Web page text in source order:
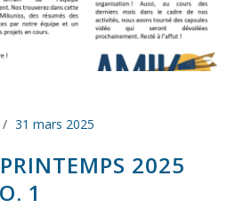
31 mars 2025
2025
1